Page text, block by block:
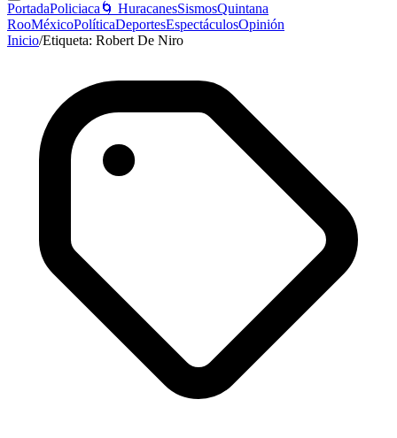
PortadaPoliciaca 🌀 HuracanesSismosQuintana
RooMéxicoPolíticaDeportesEspectáculosOpinión
Inicio/Etiqueta: Robert De Niro